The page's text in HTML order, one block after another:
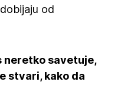
od
neretko savetuje,
stvari, kako da